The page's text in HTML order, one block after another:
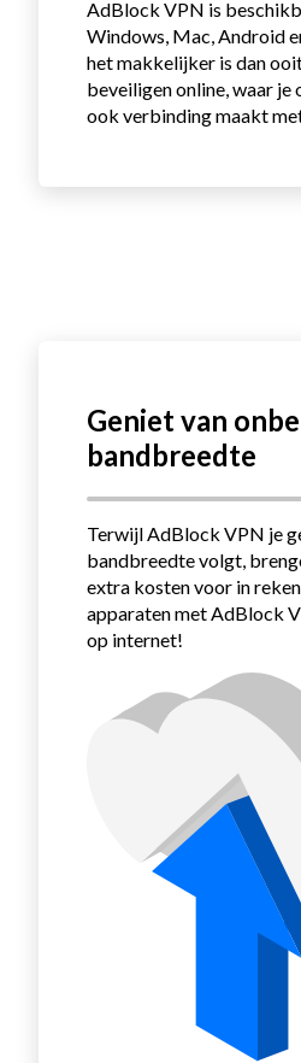
AdBlock VPN is
Windows, Mac, Android
het makkelijker is dan
beveiligen online, waar je
ook verbinding maakt
Geniet van
bandbreedte
Terwijl AdBlock VPN je
bandbreedte volgt,
extra kosten voor in
apparaten met AdBlock
op internet!